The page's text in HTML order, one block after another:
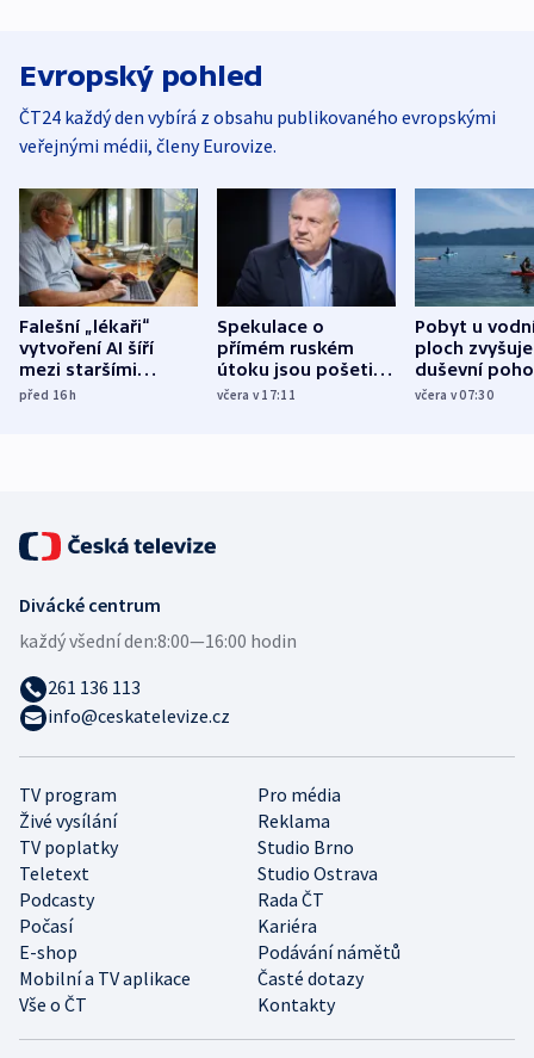
Evropský pohled
ČT24 každý den vybírá z obsahu publikovaného evropskými
veřejnými médii, členy Eurovize.
Falešní „lékaři“
vytvoření AI šíří
mezi staršími
Poláky nebezpečné
před 16h
Spekulace o
přímém ruském
útoku jsou pošetilé,
míní estonský
včera v 17:11
Pobyt u
ploch zvyšuje
duševní
ukázala
včera v 07:30
TV program
Pro média
Živé vysílání
Reklama
TV poplatky
Studio Brno
Teletext
Studio Ostrava
Podcasty
Rada ČT
Počasí
Kariéra
E-shop
Podávání námětů
Mobilní a TV aplikace
Časté dotazy
Vše o ČT
Kontakty
Divácké centrum
každý všední den:8:00—16:00 hodin
261 136 113
info@ceskatelevize.cz